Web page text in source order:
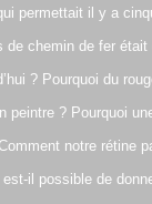
permettait il y a
de chemin de fer
? Pourquoi du
peintre ? Pourquoi
notre rétine
il possible de